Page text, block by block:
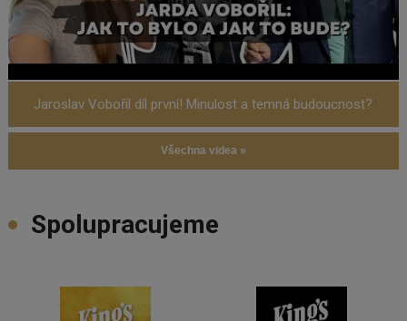
Jaroslav Vobořil díl první! Minulost a temná budoucnost?
Všechna videa »
Spolupracujeme